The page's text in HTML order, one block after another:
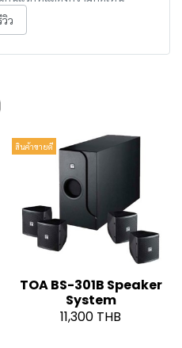
ว
สินค้าขายดี
TOA BS-301B Speaker
System
11,300 THB